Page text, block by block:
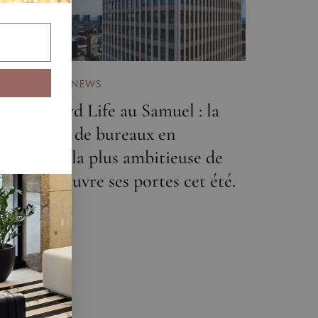
NEWS
Du Standard Life au Samuel : la
conversion de bureaux en
résidentiel la plus ambitieuse de
ouvre ses portes cet été.